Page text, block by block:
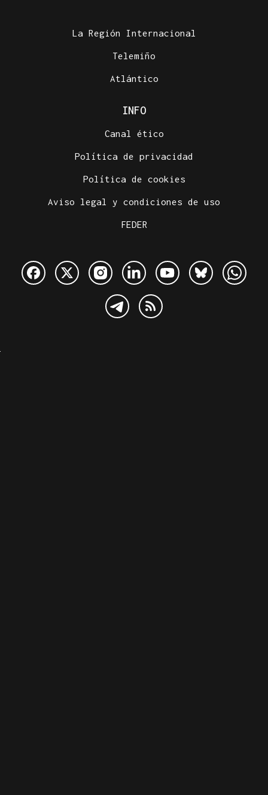
La Región Internacional
Telemiño
Atlántico
INFO
Canal ético
Política de privacidad
Política de cookies
Aviso legal y condiciones de uso
FEDER